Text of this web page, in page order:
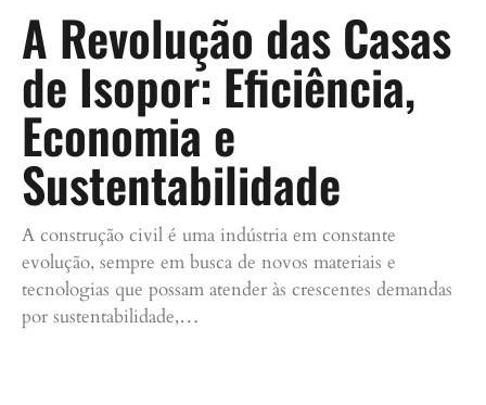
A Revolução das Casas
de Isopor: Eficiência,
Economia e
Sustentabilidade
A construção civil é uma indústria em constante
evolução, sempre em busca de novos materiais e
tecnologias que possam atender às crescentes demandas
por sustentabilidade,…